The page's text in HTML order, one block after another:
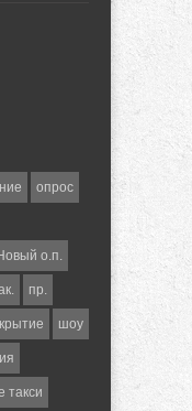
опрос
о.п.
пр.
шоу
такси